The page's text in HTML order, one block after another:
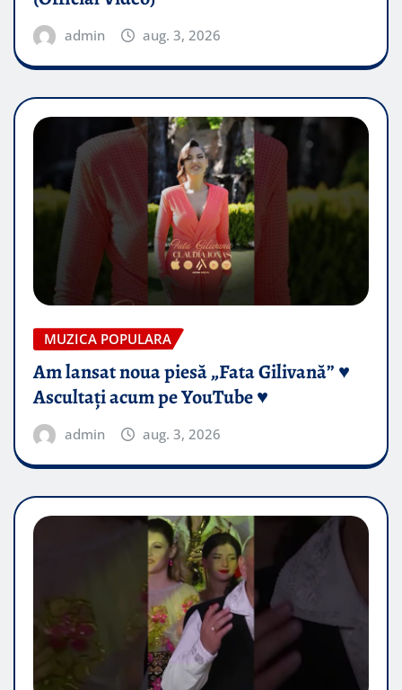
admin aug. 3, 2026
MUZICA POPULARA
Am lansat noua piesă „Fata Gilivană” ♥️
Ascultați acum pe YouTube ♥️
admin aug. 3, 2026